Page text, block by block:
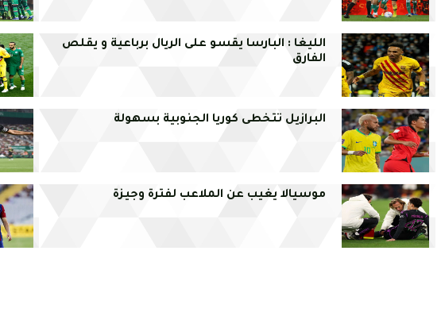
الليغا : البارسا يقسو على الريال برباعية و يقلص
الفارق
البرازيل تتخطى كوريا الجنوبية بسهولة
موسيالا يغيب عن الملاعب لفترة وجيزة